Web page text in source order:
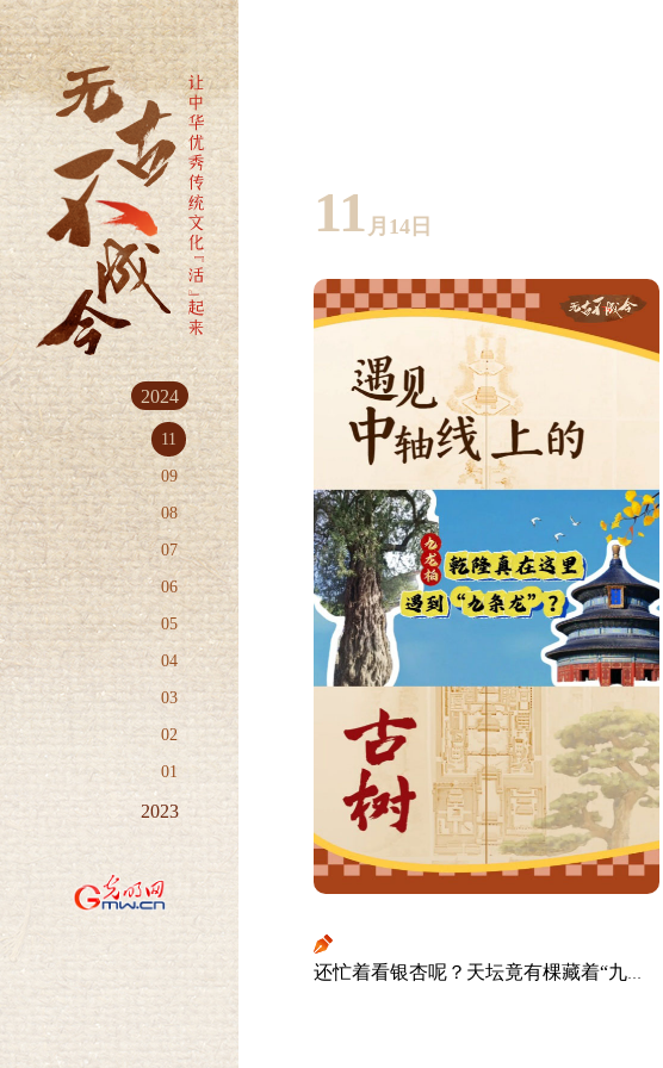
2024
11
09
08
07
06
05
04
03
02
01
2023
11
11 月14日
还忙着看银杏呢？天坛竟有棵藏着“九条龙”的树王，乾隆都曾寻找它